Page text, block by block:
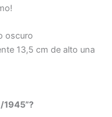
oscuro
13,5 cm de alto una
1945”?